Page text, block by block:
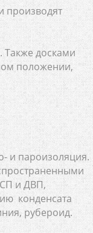
производят
Также досками
положении,
и пароизоляция.
и ДВП,
конденсата
рубероид.